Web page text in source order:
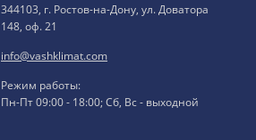
344103, г. Ростов-на-Дону, ул. Доватора
148, оф. 21
info@vashklimat.com
Режим работы:
Пн-Пт 09:00 - 18:00; Сб, Вс - выходной